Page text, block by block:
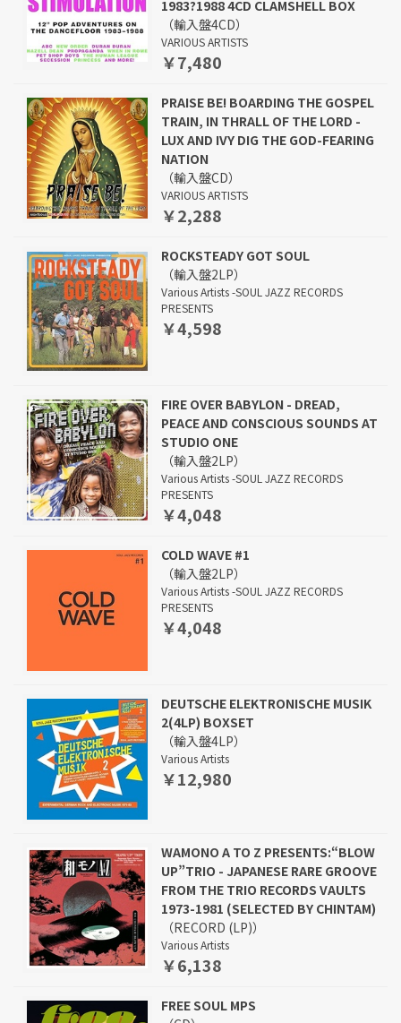
1983?1988 4CD CLAMSHELL BOX
（輸入盤4CD）
VARIOUS ARTISTS
￥7,480
PRAISE BE! BOARDING THE GOSPEL
TRAIN, IN THRALL OF THE LORD -
LUX AND IVY DIG THE GOD-FEARING
NATION
（輸入盤CD）
VARIOUS ARTISTS
￥2,288
ROCKSTEADY GOT SOUL
（輸入盤2LP）
Various Artists -SOUL JAZZ RECORDS
PRESENTS
￥4,598
FIRE OVER BABYLON - DREAD,
PEACE AND CONSCIOUS SOUNDS AT
STUDIO ONE
（輸入盤2LP）
Various Artists -SOUL JAZZ RECORDS
PRESENTS
￥4,048
COLD WAVE #1
（輸入盤2LP）
Various Artists -SOUL JAZZ RECORDS
PRESENTS
￥4,048
DEUTSCHE ELEKTRONISCHE MUSIK
2(4LP) BOXSET
（輸入盤4LP）
Various Artists
￥12,980
WAMONO A TO Z PRESENTS:“BLOW
UP”TRIO - JAPANESE RARE GROOVE
FROM THE TRIO RECORDS VAULTS
1973-1981 (SELECTED BY CHINTAM)
（RECORD (LP)）
Various Artists
￥6,138
FREE SOUL MPS